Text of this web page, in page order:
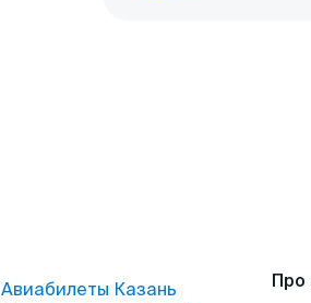
Авиабилеты Казань
Про